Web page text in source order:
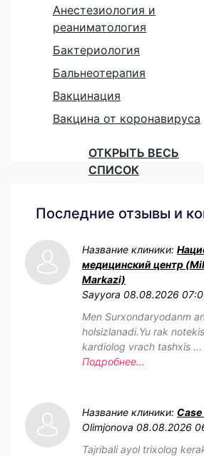
Анестезиология и
реаниматология
Бактериология
Бальнеотерапия
Вакцинация
Вакцина от коронавируса
ОТКРЫТЬ ВЕСЬ
СПИСОК
Последние отзывы и
Название клиники:
медицинский центр
Markazi)
Sayyora 08.08.2026
Men Surxondaryodanm
holsizlanadi.Yu rak
kardiolog vrach tashxis ...
Подробнее...
Название клиники:
Olimjonova 08.08.2026
Tajribali ayol trixolog